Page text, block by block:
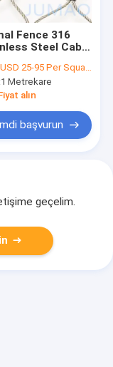
Fence 316
Steel Cable
USD 25-95 Per Square Meter
1 Metrekare
alın
başvurun
geçelim.